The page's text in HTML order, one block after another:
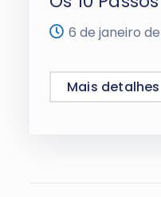
6 de janeiro
Mais detalhes